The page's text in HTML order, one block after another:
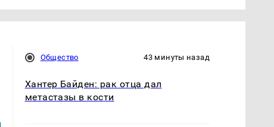
Общество 43 минуты назад
Хантер Байден: рак отца дал
метастазы в кости